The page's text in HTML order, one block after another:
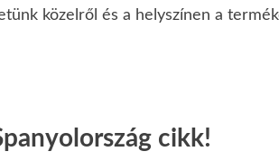
közelről és a helyszínen a
cikk!